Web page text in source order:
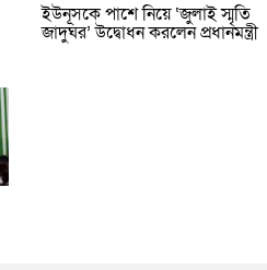
ইউনূসকে পাশে নিয়ে ‘জুলাই স্মৃতি
জাদুঘর’ উদ্বোধন করলেন প্রধানমন্ত্রী